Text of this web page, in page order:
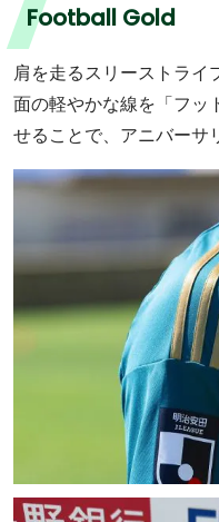
Football Gold
肩を走るスリーストライ
面の軽やかな線を「フッ
せることで、アニバーサ